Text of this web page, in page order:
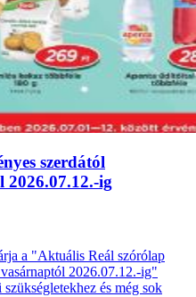
szerdától
2026.07.12.-ig
a "Aktuális Reál szórólap
2026.07.12.-ig"
és még sok